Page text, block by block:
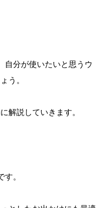
自分が使いたいと思うウ
う。
解説していきます。
。